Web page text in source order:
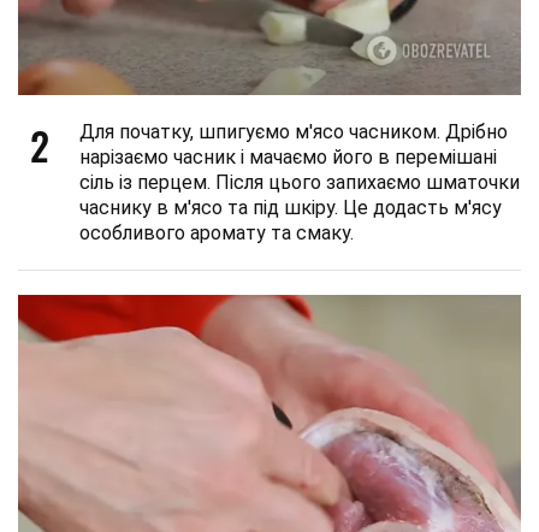
2
Для початку, шпигуємо м'ясо часником. Дрібно
нарізаємо часник і мачаємо його в перемішані
сіль із перцем. Після цього запихаємо шматочки
часнику в м'ясо та під шкіру. Це додасть м'ясу
особливого аромату та смаку.